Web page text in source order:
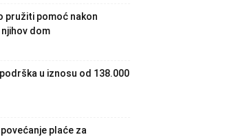
pružiti pomoć nakon
dom
u iznosu od 138.000
plaće za